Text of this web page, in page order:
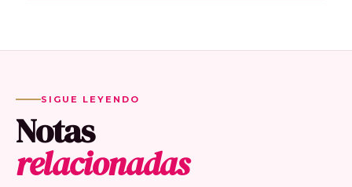
SIGUE LEYENDO
Notas
relacionadas